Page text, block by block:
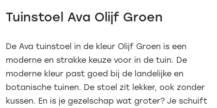
Tuinstoel Ava Olijf Groen
De Ava tuinstoel in de kleur Olijf Groen is een
moderne en strakke keuze voor in de tuin. De
moderne kleur past goed bij de landelijke en
botanische tuinen. De stoel zit lekker, ook zonder
kussen. En is je gezelschap wat groter? Je schuift